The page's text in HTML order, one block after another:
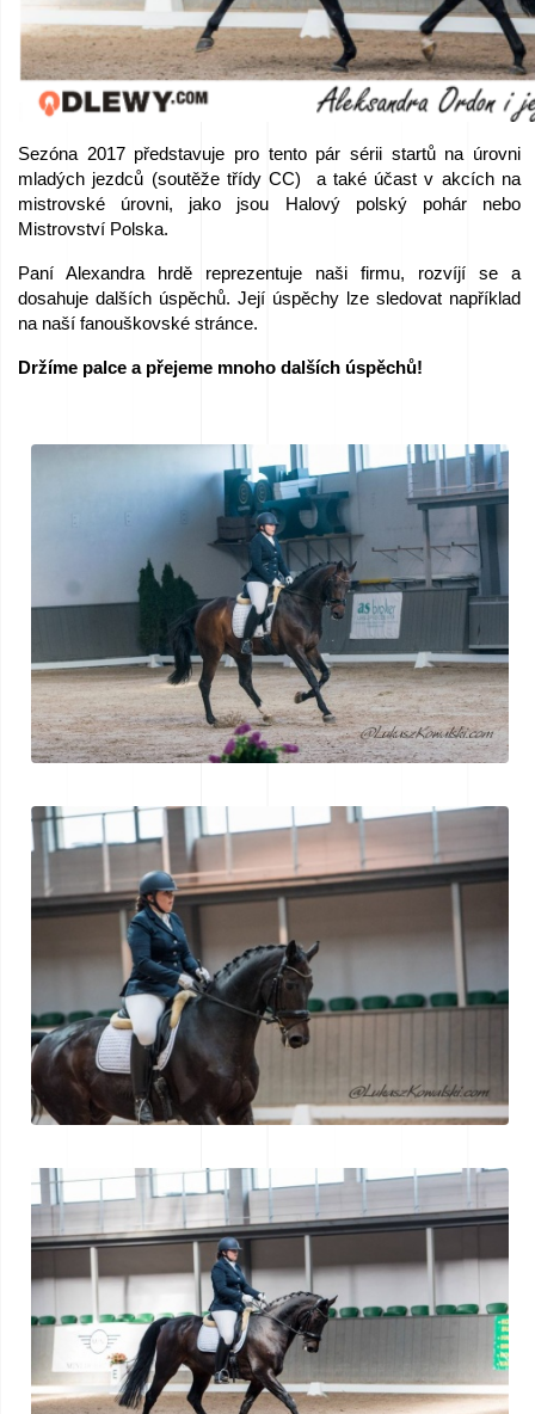
na
nabídku
Sezóna 2017 představuje pro tento pár sérii startů na úrovni
mladých jezdců (soutěže třídy CC) a také účast v akcích na
mistrovské úrovni, jako jsou Halový polský pohár nebo
Mistrovství Polska.
Paní Alexandra hrdě reprezentuje naši firmu, rozvíjí se a
dosahuje dalších úspěchů. Její úspěchy lze sledovat například
na naší fanouškovské stránce.
Držíme palce a přejeme mnoho dalších úspěchů!